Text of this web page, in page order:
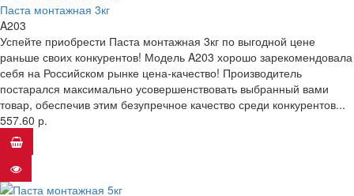
Паста монтажная 3кг
A203
Успейте приобрести Паста монтажная 3кг по выгодной цене
раньше своих конкурентов! Модель A203 хорошо зарекомендовала
себя на Российском рынке цена-качество! Производитель
постарался максимально усовершенствовать выбранный вами
товар, обеспечив этим безупречное качество среди конкурентов...
557.60 р.